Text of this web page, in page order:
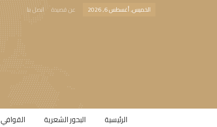
الخميس, أغسطس 6, 2026 عن قصيدة اتصل بنا
الرئيسية البحور الشعرية​